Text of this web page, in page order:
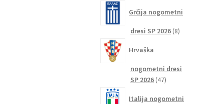
Grčija nogometni
dresi SP 2026 88
Hrvaška
nogometni dresi
SP 2026 4747
Italija nogometni